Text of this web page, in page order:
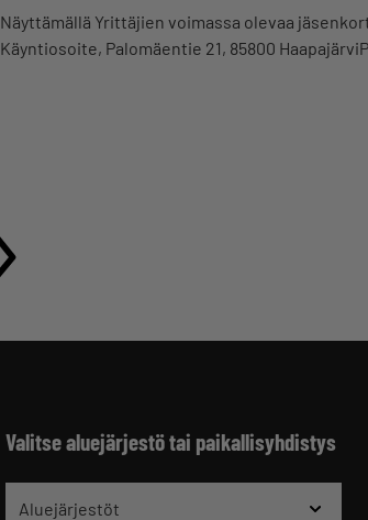
Näyttämällä Yrittäjien voimassa olevaa
Käyntiosoite, Palomäentie 21, 85800
Valitse aluejärjestö tai paikallisyhdistys
Aluejärjestöt